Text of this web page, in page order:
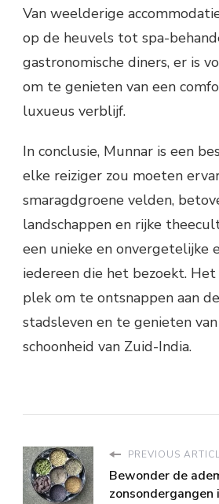
Van weelderige
op de heuvels tot spa-
gastronomische diners, er is
om te genieten van een
luxueus verblijf.
In conclusie, Munnar is een
elke reiziger zou moeten
smaragdgroene velden,
landschappen en rijke
een unieke en onvergetelijke
iedereen die het bezoekt.
plek om te ontsnappen aan
stadsleven en te genieten
schoonheid van Zuid-India.
PREVIOUS
Bewonder de
zonsondergangen